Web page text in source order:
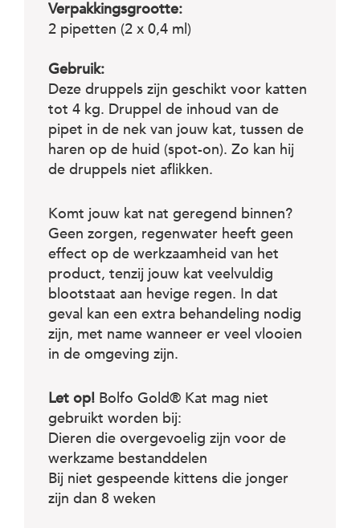
Verpakkingsgrootte:
2 pipetten (2 x 0,4 ml)
Gebruik:
Deze druppels zijn geschikt voor katten
tot 4 kg. Druppel de inhoud van de
pipet in de nek van jouw kat, tussen de
haren op de huid (spot-on). Zo kan hij
de druppels niet aflikken.
Komt jouw kat nat geregend binnen?
Geen zorgen, regenwater heeft geen
effect op de werkzaamheid van het
product, tenzij jouw kat veelvuldig
blootstaat aan hevige regen. In dat
geval kan een extra behandeling nodig
zijn, met name wanneer er veel vlooien
in de omgeving zijn.
Let op! Bolfo Gold® Kat mag niet
gebruikt worden bij:
Dieren die overgevoelig zijn voor de
werkzame bestanddelen
Bij niet gespeende kittens die jonger
zijn dan 8 weken